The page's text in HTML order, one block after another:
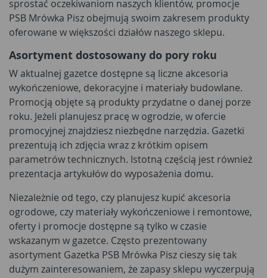
sprostać oczekiwaniom naszych klientów, promocje
PSB Mrówka Pisz obejmują swoim zakresem produkty
oferowane w większości działów naszego sklepu.
Asortyment dostosowany do pory roku
W aktualnej gazetce dostępne są liczne akcesoria
wykończeniowe, dekoracyjne i materiały budowlane.
Promocją objęte są produkty przydatne o danej porze
roku. Jeżeli planujesz pracę w ogrodzie, w ofercie
promocyjnej znajdziesz niezbędne narzędzia. Gazetki
prezentują ich zdjęcia wraz z krótkim opisem
parametrów technicznych. Istotną częścią jest również
prezentacja artykułów do wyposażenia domu.
Niezależnie od tego, czy planujesz kupić akcesoria
ogrodowe, czy materiały wykończeniowe i remontowe,
oferty i promocje dostępne są tylko w czasie
wskazanym w gazetce. Często prezentowany
asortyment Gazetka PSB Mrówka Pisz cieszy się tak
dużym zainteresowaniem, że zapasy sklepu wyczerpują